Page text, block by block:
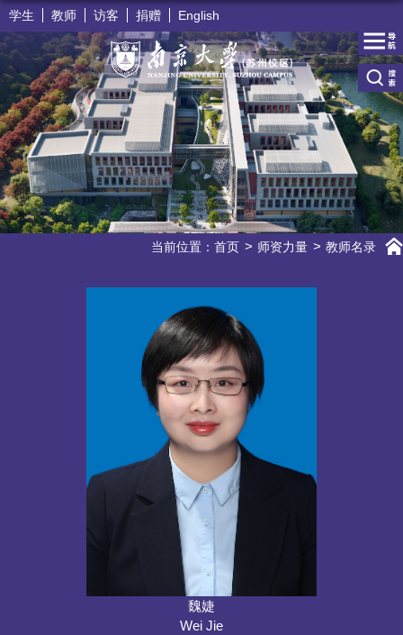
学生 教师 访客 捐赠 English
当前位置： 首页 师资力量 教师名录
魏婕
Wei Jie